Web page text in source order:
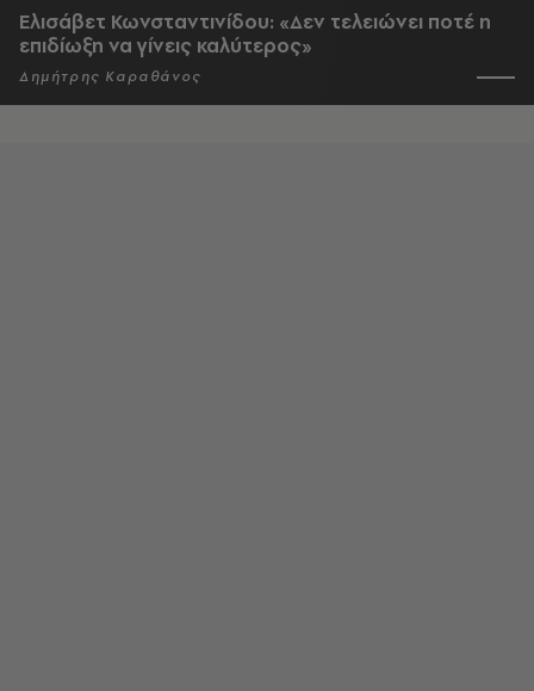
Ελισάβετ Κωνσταντινίδου: «Δεν τελειώνει ποτέ η
επιδίωξη να γίνεις καλύτερος»
Δημήτρης Καραθάνος